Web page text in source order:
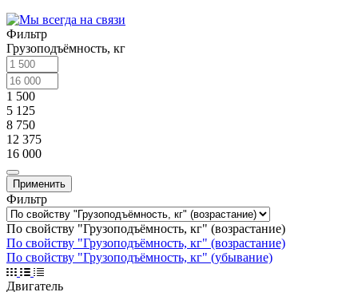
Фильтр
Грузоподъёмность, кг
1 500
5 125
8 750
12 375
16 000
Применить
Фильтр
По свойству "Грузоподъёмность, кг" (возрастание)
По свойству "Грузоподъёмность, кг" (возрастание)
По свойству "Грузоподъёмность, кг" (убывание)
Двигатель